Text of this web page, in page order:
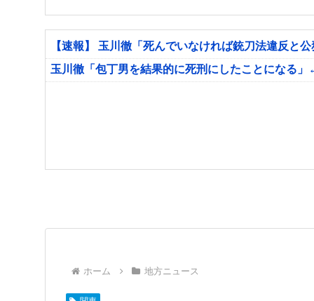
【速報】 玉川徹「死んでいなければ銃刀法違反と
玉川徹「包丁男を結果的に死刑にしたことになる
ホーム 地方ニュース